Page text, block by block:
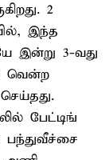
2
இந்த
இன்று 3-வது
வென்ற
பேட்டிங்
பந்துவீச்சை